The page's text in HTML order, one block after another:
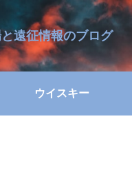
遠征情報のブログ
ウイスキー